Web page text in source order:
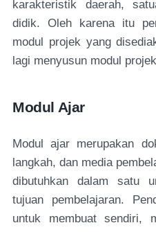
karakteristik daerah,
didik. Oleh karena itu
modul projek yang
lagi menyusun modul projek
Modul Ajar
Modul ajar merupakan
langkah, dan media
dibutuhkan dalam satu
tujuan pembelajaran.
untuk membuat sendiri,